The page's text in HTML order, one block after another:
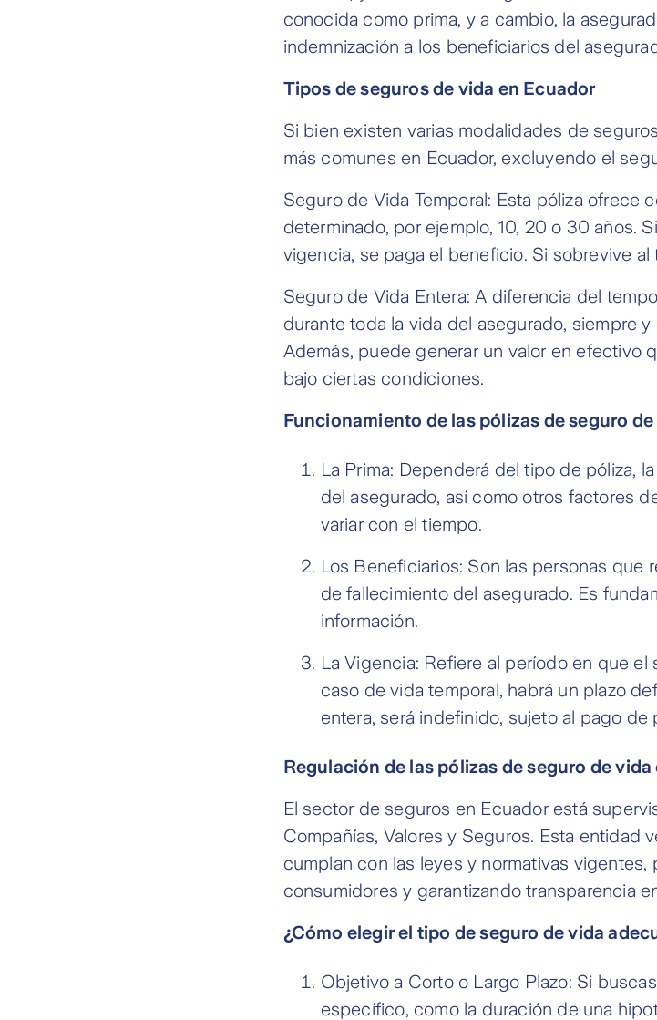
conocida como prima, y a cambio, la
indemnización a los beneficiarios del
Tipos de seguros de vida en Ecuador
Si bien existen varias modalidades de
más comunes en Ecuador, excluyendo el
Seguro de Vida Temporal: Esta póliza ofrece
determinado, por ejemplo, 10, 20 o 30 años.
vigencia, se paga el beneficio. Si sobrevive al
Seguro de Vida Entera: A diferencia del
durante toda la vida del asegurado, siempre
Además, puede generar un valor en efectivo
bajo ciertas condiciones.
Funcionamiento de las pólizas de seguro
La Prima: Dependerá del tipo de póliza,
del asegurado, así como otros factores
variar con el tiempo.
Los Beneficiarios: Son las personas que
de fallecimiento del asegurado. Es
información.
La Vigencia: Refiere al período en que
caso de vida temporal, habrá un plazo
entera, será indefinido, sujeto al pago de
Regulación de las pólizas de seguro de
El sector de seguros en Ecuador está
Compañías, Valores y Seguros. Esta entidad
cumplan con las leyes y normativas
consumidores y garantizando transparencia
¿Cómo elegir el tipo de seguro de vida
Objetivo a Corto o Largo Plazo: Si
específico, como la duración de una